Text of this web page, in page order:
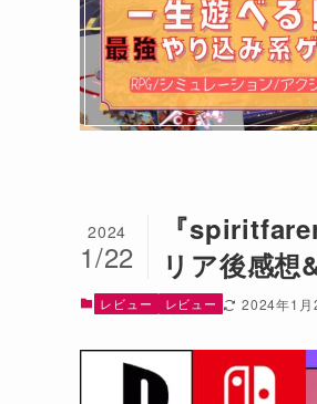
『
リア後感想
2024
1/22
レビュー レビュー 2024年1月